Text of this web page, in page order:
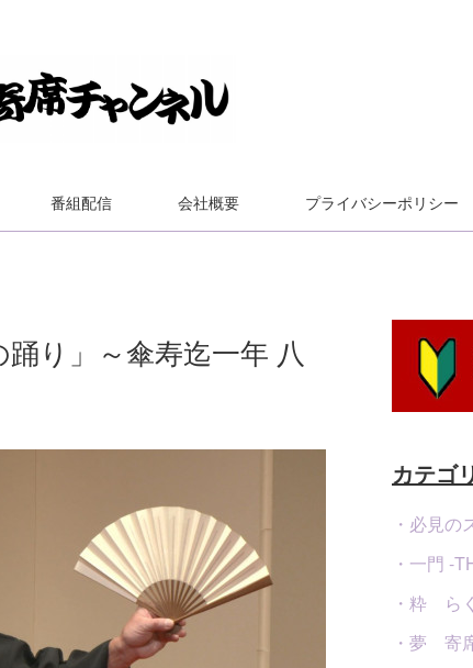
番組配信 会社概要 プライバシーポリシー
り」～傘寿迄一年 八
カテゴ
・必見の
・一門 -
・粋 ら
・夢 寄